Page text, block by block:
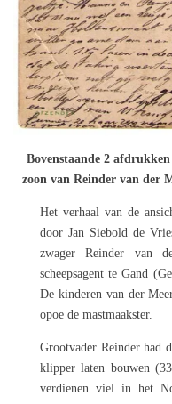
Bovenstaande 2
zoon van Reinder van der
Het verhaal van de
door Jan Siebold de
zwager Reinder van
scheepsagent te Gand
De kinderen van der
opoe de mastmaakster.
Grootvader Reinder had
klipper laten bouwen
verdienen viel in het